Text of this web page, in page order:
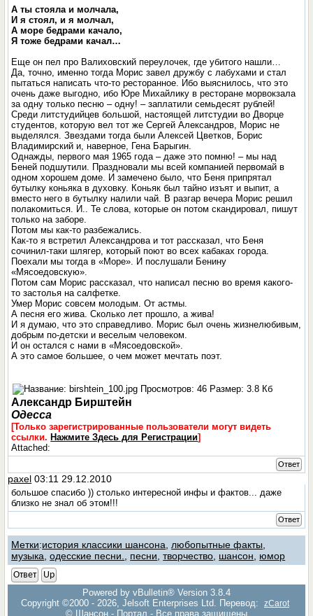
А ты стояла и молчала,
И я стоял, и я молчал,
А море бедрами качало,
Я тоже бедрами качал…
Еще он пел про Валиховский переулочек, где убитого нашли…
Да, точно, именно тогда Морис завел дружбу с лабухами и стал
пытаться написать что-то ресторанное. Ибо выяснилось, что это
очень даже выгодно, ибо Юре Михайлику в ресторане морвокзала
за одну только песню – одну! – заплатили семьдесят рублей!
Среди литстудийцев большой, настоящей литстудии во Дворце
студентов, которую вел тот же Сергей Александров, Морис не
выделялся. Звездами тогда были Алексей Цветков, Борис
Владимирский и, наверное, Гена Барыгин.
Однажды, первого мая 1965 года – даже это помню! – мы над
Беней подшутили. Праздновали мы всей компанией первомай в
одном хорошем доме. И замечено было, что Беня припрятал
бутылку коньяка в духовку. Коньяк был тайно изъят и выпит, а
вместо него в бутылку налили чай. В разгар вечера Морис решил
полакомиться. И.. Те слова, которые он потом скандировал, пишут
только на заборе.
Потом мы как-то разбежались.
Как-то я встретил Александрова и тот рассказал, что Беня
сочинил-таки шлягер, который поют во всех кабаках города.
Поехали мы тогда в «Море». И послушали Бенину
«Мясоедовскую».
Потом сам Морис рассказал, что написал песню во время какого-
то застолья на салфетке.
Умер Морис совсем молодым. От астмы.
А песня его жива. Сколько лет прошло, а жива!
И я думаю, что это справедливо. Морис был очень жизнелюбивым,
добрым по-детски и веселым человеком.
И он остался с нами в «Мясоедовской».
А это самое большее, о чем может мечтать поэт.
Александр Бирштейн
Одесса
[Только зарегистрированные пользователи могут видеть
ссылки. Нажмите Здесь для Регистрации]
Attached:
Ответ
paxel 03:11 29.12.2010
большое спасибо )) столько интересной инфы и фактов... даже
близко не знал об этом!!!
Ответ
Метки:история классики шансона любопытные факты
музыка ,одесские песни. песни ,творчество шансон юмор
Ответ
Up
Powered by vBulletin® Version 3.8.4
Copyright ©2000 - 2026, Jelsoft Enterprises Ltd. Перевод:
zCarot
© Шансон - Портал - Все права защищены